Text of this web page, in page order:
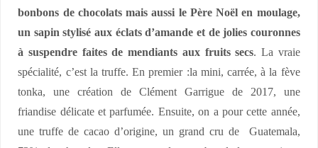
bonbons de chocolats mais aussi le Père Noël en moulage,
un sapin stylisé aux éclats d’amande et de jolies couronnes
à suspendre faites de mendiants aux fruits secs. La vraie
spécialité, c’est la truffe. En premier :la mini, carrée, à la fève
tonka, une création de Clément Garrigue de 2017, une
friandise délicate et parfumée. Ensuite, on a pour cette année,
une truffe de cacao d’origine, un grand cru de Guatemala,